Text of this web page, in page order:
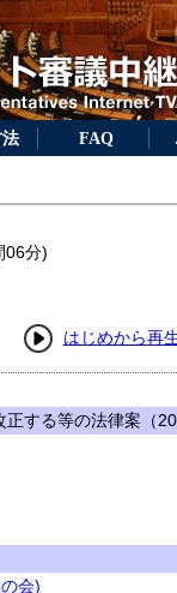
FAQ
06分)
はじめから再
する等の法律案（
会)